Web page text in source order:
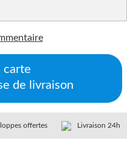
de livraison
offertes Livraison 24h